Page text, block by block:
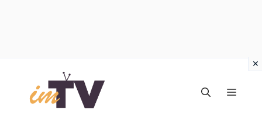
contenuto